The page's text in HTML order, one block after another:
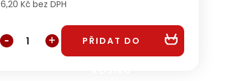
Kč bez DPH
PŘIDAT DO